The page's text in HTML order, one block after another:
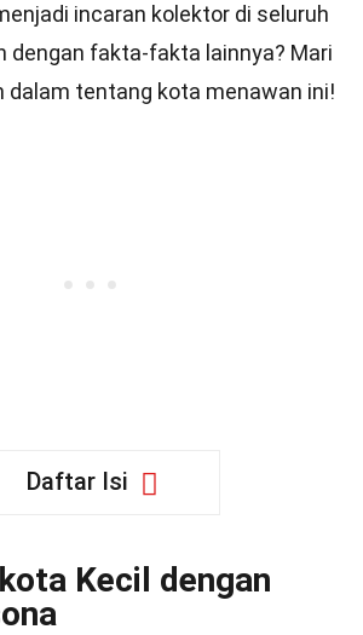
incaran kolektor di seluruh
dengan fakta-fakta lainnya? Mari
dalam tentang kota menawan ini!
Daftar Isi
Kecil dengan